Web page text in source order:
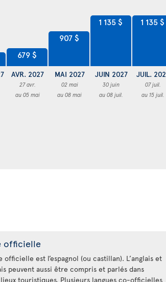
679 $
AVR. 2027
27 avr.
au 05 mai
907 $
MAI 2027
02 mai
au 08 mai
1 135 $
JUIN 2027
30 juin
au 08 juil.
1 135 $
JUIL.
07 juil.
au 15 juil.
officielle
officielle est l’espagnol (ou castillan). L’anglais et
peuvent aussi être compris et parlés dans
touristiques. Plusieurs langues co-officielles